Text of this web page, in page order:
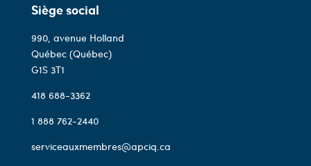
Siège social
990, avenue Holland
Québec (Québec)
G1S 3T1
418 688-3362
1 888 762-2440
serviceauxmembres@apciq.ca